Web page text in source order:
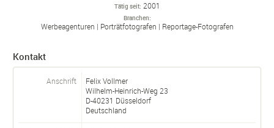
Tätig seit 2001
Branchen
Werbeagenturen Porträtfotografen Reportage-Fotografen
Kontakt
Anschrift
Felix Vollmer
Wilhelm-Heinrich-Weg 23
D-40231 Düsseldorf
Deutschland